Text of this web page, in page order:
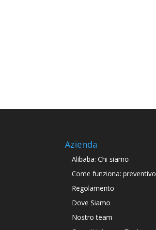
Azienda
Alibaba: Chi siamo
Come funziona: preventivo
Regolamento
Dove Siamo
Nostro team